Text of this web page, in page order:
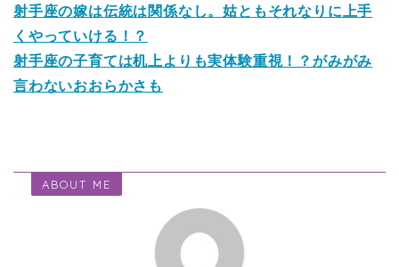
射手座の嫁は伝統は関係なし。姑ともそれなりに上手
くやっていける！？
射手座の子育ては机上よりも実体験重視！？がみがみ
言わないおおらかさも
ABOUT ME